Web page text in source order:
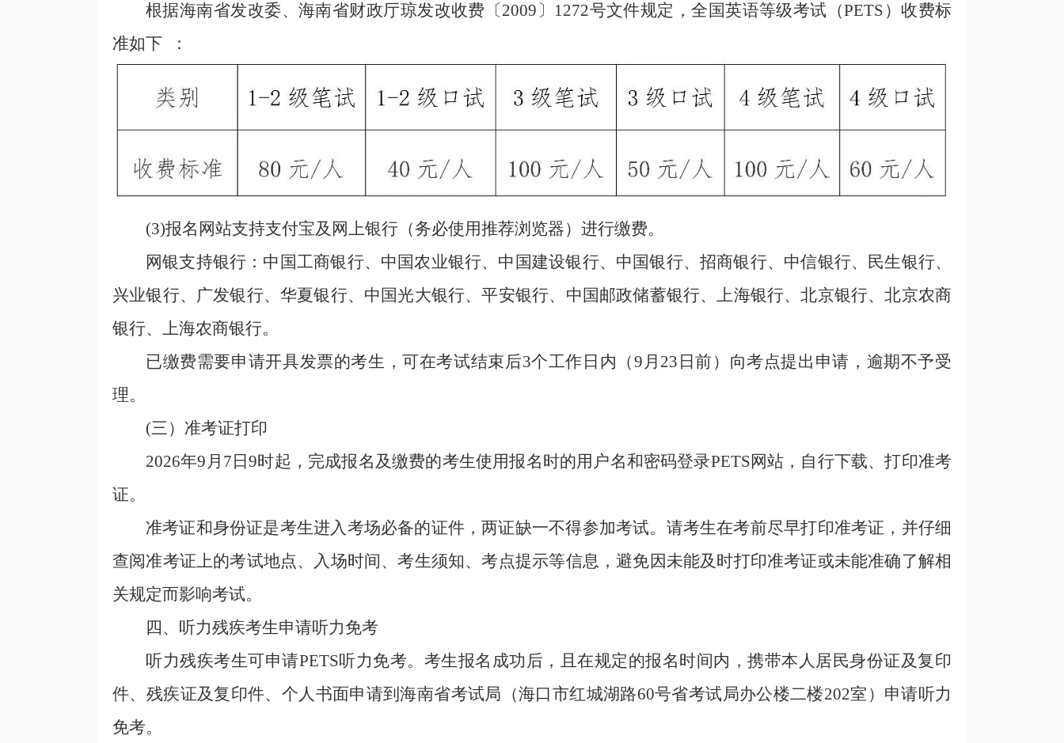
根据海南省发改委、海南省财政厅琼发改收费〔2009 〕1272号文件规定，全国英语等级考试（PETS）收费标
准如下 ：
(3)报名网站支持支付宝及网上银行（务必使用推荐浏览器）进行缴费。
网银支持银行：中国工商银行、中国农业银行、中国建设银行、中国银行、招商银行、中信银行、民生银行、
兴业银行、广发银行、华夏银行、中国光大银行、平安银行、中国邮政储蓄银行、上海银行、北京银行、北京农商
银行、上海农商银行。
已缴费需要申请开具发票的考生，可在考试结束后3个工作日内 （9 月 23 日前） 向考点提出申请，逾期不予受
理。
(三） 准考证打印
2026年9月7日9时起， 完成报名及缴费的考生使用报名时的用户名和密码登录PETS网站 ， 自行下载、打印准考
证。
准考证和身份证是考生进入考场必备的证件，两证缺一不得参加考试。 请考生在考前尽早打印准考证，并仔细
查阅准考证上的考试地点、入场时间、考生须知、考点提示等信息，避免因未能及时打印准考证或未能准确了解相
关规定而影响考试。
四、 听力残疾考生申请听力免考
听力残疾考生可申请PETS听力免考。考生报名成功后，且在规定的报名时间内，携带本人居民身份证及复印
件、残疾证及复印件、个人书面申请到海南省考试局（海口市红城湖路60号省考试局办公楼二楼202室）申请听力
免考。